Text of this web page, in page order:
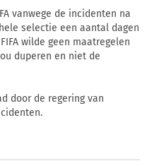
vanwege de incidenten na
selectie een aantal dagen
wilde geen maatregelen
duperen en niet de
door de regering van